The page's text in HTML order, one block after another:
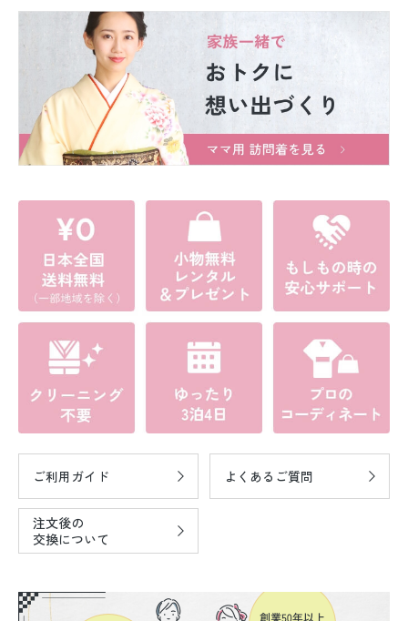
ご利用ガイド よくあるご質問
注文後の
交換について